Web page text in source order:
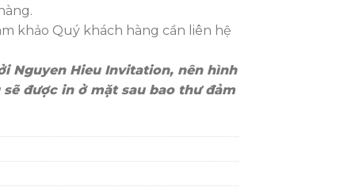
khảo Quý khách hàng cần liên hệ
Nguyen Hieu Invitation, nên hình
được in ở mặt sau bao thư đảm